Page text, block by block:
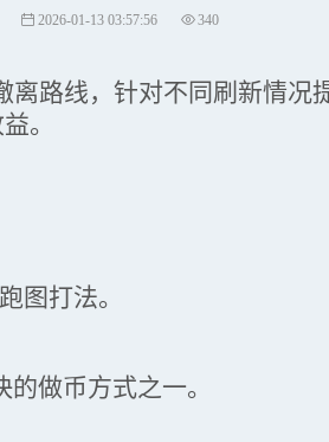
2026-01-13 03:57:56 340
路线，针对不同刷新情
。
图打法。
做币方式之一。